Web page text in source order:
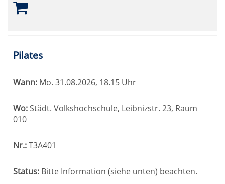
Pilates
Wann: Mo. 31.08.2026, 18.15 Uhr
Wo:Städt. Volkshochschule, Leibnizstr. 23, Raum
010
Nr.:T3A401
Status: Bitte Information (siehe unten) beachten.